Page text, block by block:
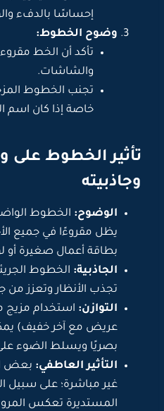
إحساسًا بالدفء
وضوح الخطوط:
تأكد أن الخط
والشاشات.
تجنب الخطوط
خاصة إذا كان اسم
تأثير الخطوط على
وجاذبيته
الوضوح: الخطوط
يظل مقروءًا في جميع
بطاقة أعمال صغيرة أو
الجاذبية: الخطوط
تجذب الأنظار وتعزز من
التوازن: استخدام
عريض مع آخر خفيف)
بصريًا ويسلط الضوء
التأثير العاطفي: بعض
غير مباشرة؛ على سبيل
المستديرة تعكس